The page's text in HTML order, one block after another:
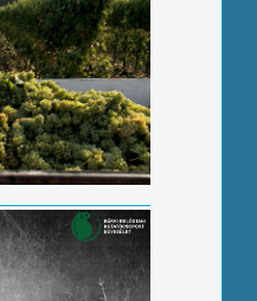
bukkantak a
az aszály